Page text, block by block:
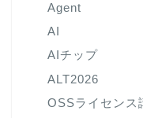
Agent
AI
AIチップ
ALT2026
OSSライセンス